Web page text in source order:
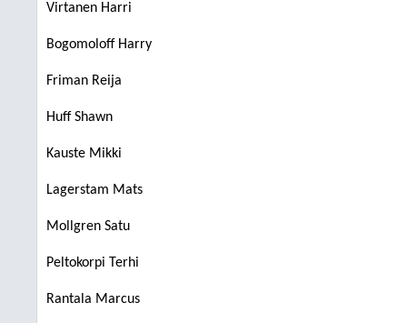
Virtanen Harri
Bogomoloff Harry
Friman Reija
Huff Shawn
Kauste Mikki
Lagerstam Mats
Mollgren Satu
Peltokorpi Terhi
Rantala Marcus